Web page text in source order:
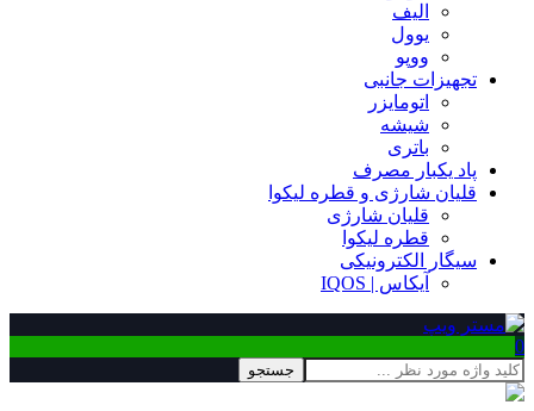
الیف
یوول
ووپو
تجهیزات جانبی
اتومایزر
شیشه
باتری
پاد یکبار مصرف
قلیان شارژی و قطره لیکوا
قلیان شارژی
قطره لیکوا
سیگار الکترونیکی
آیکاس | IQOS
0
جستجو